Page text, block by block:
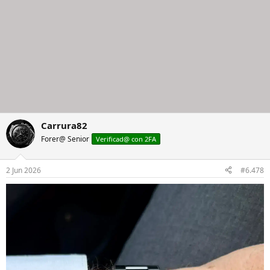
Carrura82
Forer@ Senior Verificad@ con 2FA
2 Jun 2026 #6.478